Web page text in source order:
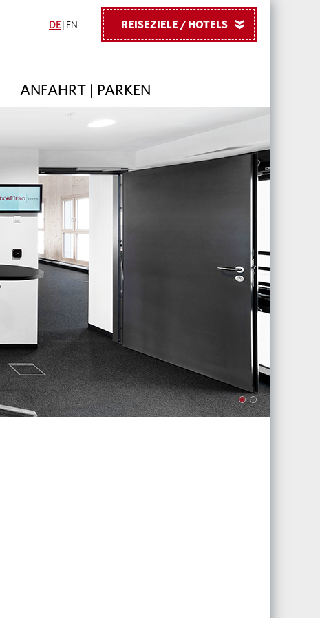
DE EN
ANFAHRT | PARKEN
REISEZIELE / HOTELS »